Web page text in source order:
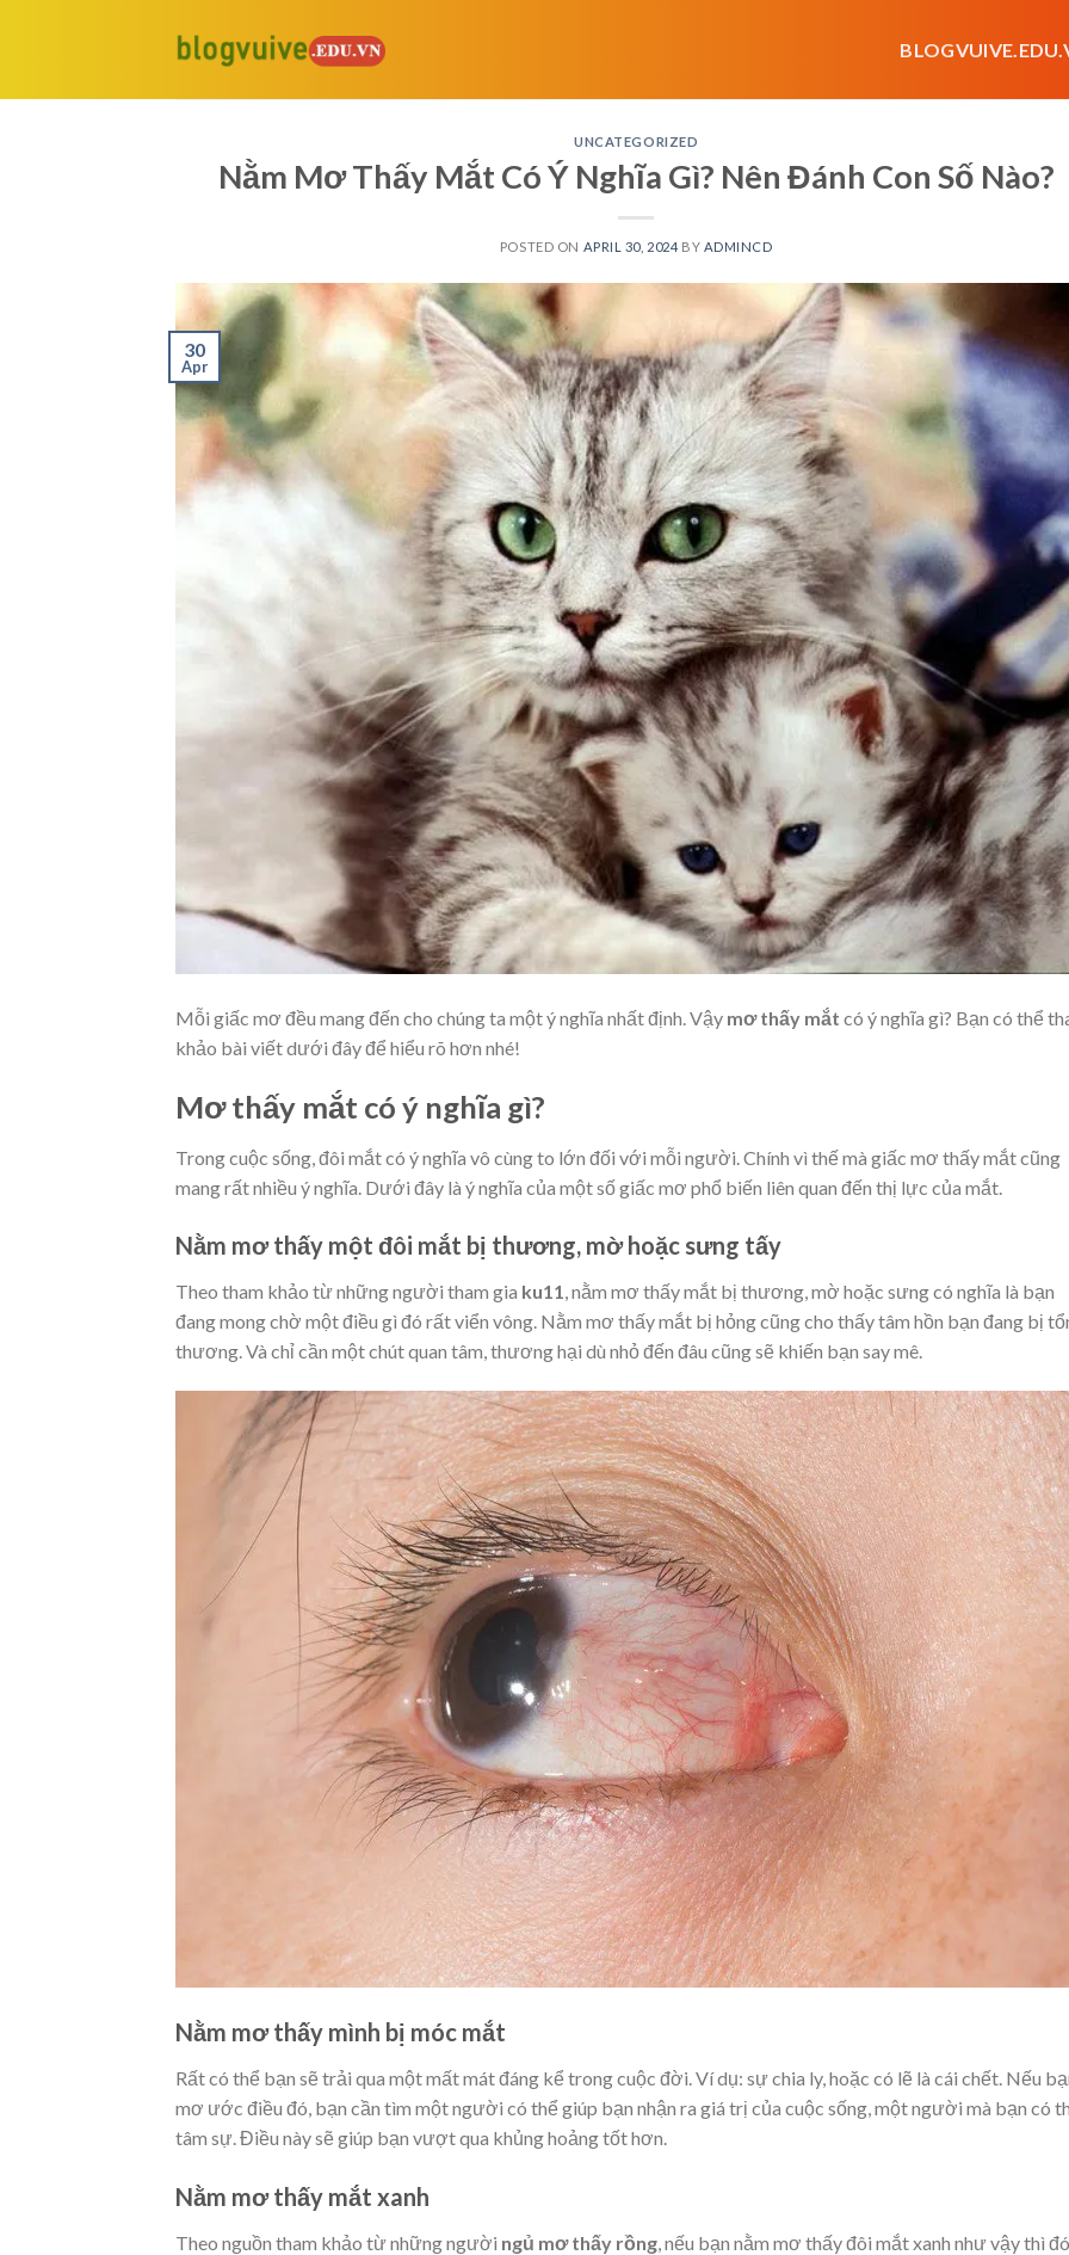
UNCATEGORIZED
Nằm Mơ Thấy Mắt Có Ý Nghĩa Gì? Nên Đánh Con Số Nào?
POSTED ON APRIL 30, 2024 BY ADMINCD
30
Apr
Mỗi giấc mơ đều mang đến cho chúng ta một ý nghĩa nhất định. Vậy mơ thấy mắt có ý nghĩa gì? Bạn có thể
khảo bài viết dưới đây để hiểu rõ hơn nhé!
Mơ thấy mắt có ý nghĩa gì?
Trong cuộc sống, đôi mắt có ý nghĩa vô cùng to lớn đối với mỗi người. Chính vì thế mà giấc mơ thấy mắt cũng
mang rất nhiều ý nghĩa. Dưới đây là ý nghĩa của một số giấc mơ phổ biến liên quan đến thị lực của mắt.
Nằm mơ thấy một đôi mắt bị thương, mờ hoặc sưng tấy
Theo tham khảo từ những người tham gia ku11, nằm mơ thấy mắt bị thương, mờ hoặc sưng có nghĩa là bạn
đang mong chờ một điều gì đó rất viển vông. Nằm mơ thấy mắt bị hỏng cũng cho thấy tâm hồn bạn đang bị
thương. Và chỉ cần một chút quan tâm, thương hại dù nhỏ đến đâu cũng sẽ khiến bạn say mê.
Nằm mơ thấy mình bị móc mắt
Rất có thể bạn sẽ trải qua một mất mát đáng kể trong cuộc đời. Ví dụ: sự chia ly, hoặc có lẽ là cái chết. Nếu
mơ ước điều đó, bạn cần tìm một người có thể giúp bạn nhận ra giá trị của cuộc sống, một người mà bạn có
tâm sự. Điều này sẽ giúp bạn vượt qua khủng hoảng tốt hơn.
Nằm mơ thấy mắt xanh
Theo nguồn tham khảo từ những người ngủ mơ thấy rồng , nếu bạn nằm mơ thấy đôi mắt xanh như vậy thì